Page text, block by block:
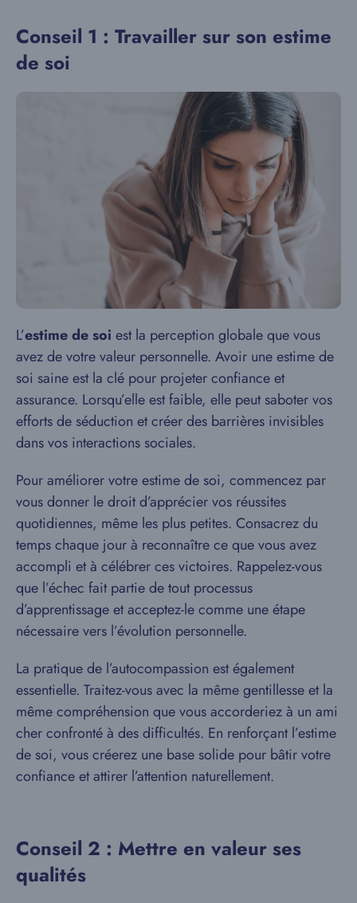
Conseil 1 : Travailler sur son estime
de soi
L’estime de soi est la perception globale que vous
avez de votre valeur personnelle. Avoir une estime de
soi saine est la clé pour projeter confiance et
assurance. Lorsqu’elle est faible, elle peut saboter vos
efforts de séduction et créer des barrières invisibles
dans vos interactions sociales.
Pour améliorer votre estime de soi, commencez par
vous donner le droit d’apprécier vos réussites
quotidiennes, même les plus petites. Consacrez du
temps chaque jour à reconnaître ce que vous avez
accompli et à célébrer ces victoires. Rappelez-vous
que l’échec fait partie de tout processus
d’apprentissage et acceptez-le comme une étape
nécessaire vers l’évolution personnelle.
La pratique de l’autocompassion est également
essentielle. Traitez-vous avec la même gentillesse et la
même compréhension que vous accorderiez à un ami
cher confronté à des difficultés. En renforçant l’estime
de soi, vous créerez une base solide pour bâtir votre
confiance et attirer l’attention naturellement.
Conseil 2 : Mettre en valeur ses
qualités